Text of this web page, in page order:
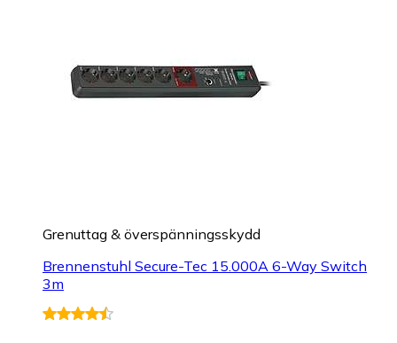
Grenuttag & överspänningsskydd
Brennenstuhl Secure-Tec 15.000A 6-Way Switch
3m